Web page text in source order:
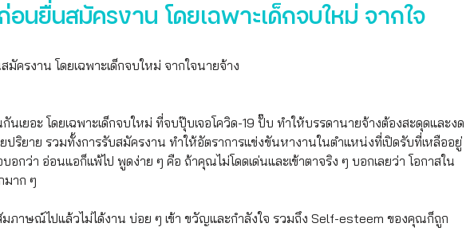
อนยื่นสมัครงาน โดยเฉพาะเด็กจบใหม่ จากใจ
ครงาน โดยเฉพาะเด็กจบใหม่ จากใจนายจ้าง
นเยอะ โดยเฉพาะเด็กจบใหม่ ที่จบปุ๊บเจอโควิด-19 ปั๊บ ทำให้บรรดานายจ้างต้องสะดุดและงด
ปริยาย รวมทั้งการรับสมัครงาน ทำให้อัตราการแข่งขันหางานในตำแหน่งที่เปิดรับที่เหลืออยู่
กว่า อ่อนแอก็แพ้ไป พูดง่าย ๆ คือ ถ้าคุณไม่โดดเด่นและเข้าตาจริง ๆ บอกเลยว่า โอกาสใน
มาก ๆ
ภาษณ์ไปแล้วไม่ได้งาน บ่อย ๆ เข้า ขวัญและกำลังใจ รวมถึง Self-esteem ของคุณก็ถูก